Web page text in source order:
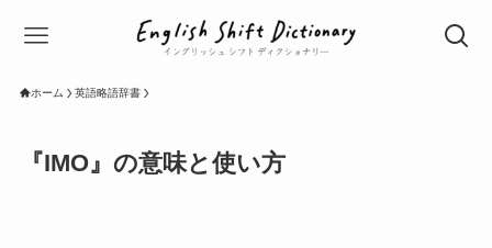
ホーム 英語略語辞書
『IMO』の意味と使い方